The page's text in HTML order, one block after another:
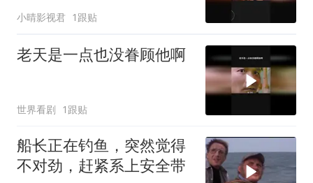
小晴影视君 1跟贴
老天是一点也没眷顾他啊
世界看剧 1跟贴
船长正在钓鱼，突然觉得
不对劲，赶紧系上安全带